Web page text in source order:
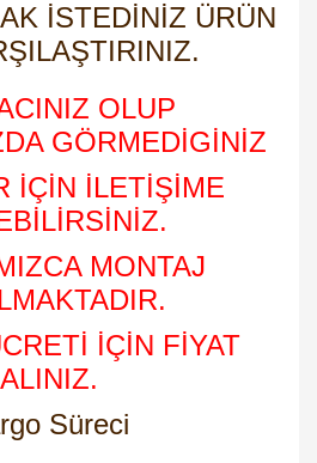
İSTEDİNİZ ÜRÜN
OLUP
GÖRMEDİGİNİZ
İÇİN İLETİŞİME
MONTAJ
İÇİN FİYAT
ALINIZ.
Süreci